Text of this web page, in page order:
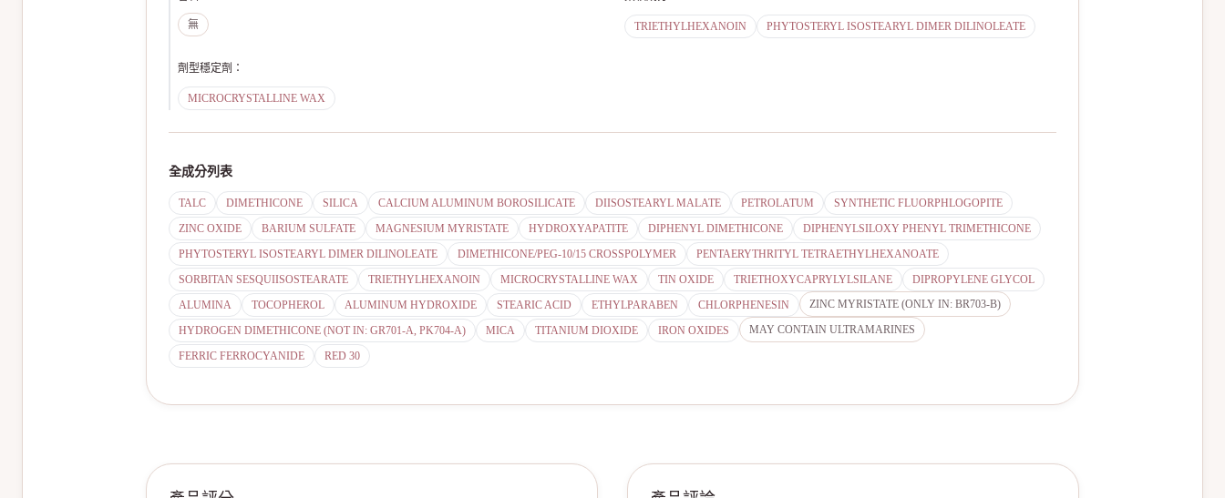
無 TRIETHYLHEXANOIN PHYTOSTERYL ISOSTEARYL DIMER DILINOLEATE
劑型穩定劑 ：
MICROCRYSTALLINE WAX
全成分列表
TALC DIMETHICONE SILICA CALCIUM ALUMINUM BOROSILICATE DIISOSTEARYL MALATE PETROLATUM
SYNTHETIC FLUORPHLOGOPITE
ZINC OXIDE
BARIUM SULFATE MAGNESIUM MYRISTATE HYDROXYAPATITE DIPHENYL DIMETHICONE
DIPHENYLSILOXY PHENYL TRIMETHICONE
PHYTOSTERYL ISOSTEARYL DIMER DILINOLEATE
DIMETHICONE/PEG-10/15 CROSSPOLYMER
PENTAERYTHRITYL TETRAETHYLHEXANOATE
SORBITAN SESQUIISOSTEARATE
TRIETHYLHEXANOIN MICROCRYSTALLINE WAX TIN OXIDE TRIETHOXYCAPRYLYLSILANE
DIPROPYLENE GLYCOL
ALUMINA
TOCOPHEROL ALUMINUM HYDROXIDE STEARIC ACID ETHYLPARABEN CHLORPHENESIN ZINC MYRISTATE (ONLY IN: BR703-B)
HYDROGEN DIMETHICONE (NOT IN: GR701-A, PK704-A) MICA TITANIUM DIOXIDE IRON OXIDES MAY CONTAIN ULTRAMARINES
FERRIC FERROCYANIDE RED 30